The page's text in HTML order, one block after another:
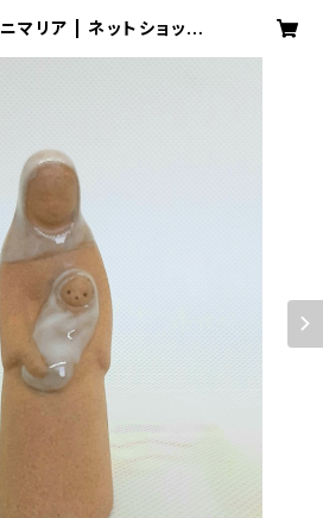
マリア | ネットショップ